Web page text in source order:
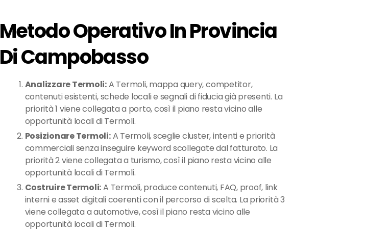
Metodo Operativo In Provincia
Di Campobasso
Analizzare Termoli:A Termoli, mappa query, competitor,
contenuti esistenti, schede locali e segnali di fiducia già presenti. La
priorità 1 viene collegata a porto, così il piano resta vicino alle
opportunità locali di Termoli.
Posizionare Termoli:A Termoli, sceglie cluster, intenti e priorità
commerciali senza inseguire keyword scollegate dal fatturato. La
priorità 2 viene collegata a turismo, così il piano resta vicino alle
opportunità locali di Termoli.
Costruire Termoli:A Termoli, produce contenuti, FAQ, proof, link
interni e asset digitali coerenti con il percorso di scelta. La priorità 3
viene collegata a automotive, così il piano resta vicino alle
opportunità locali di Termoli.